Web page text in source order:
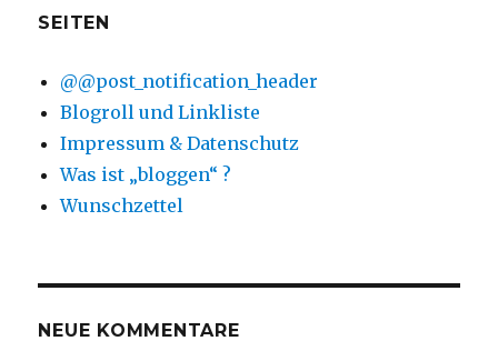
SEITEN
@@post_notification_header
Blogroll und Linkliste
Impressum & Datenschutz
Was ist „bloggen“ ?
Wunschzettel
NEUE KOMMENTARE